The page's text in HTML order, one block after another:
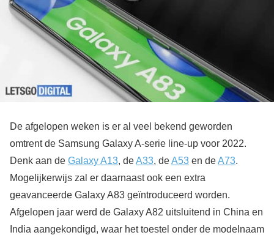
De afgelopen weken is er al veel bekend geworden
omtrent de Samsung Galaxy A-serie line-up voor 2022.
Denk aan de Galaxy A13, deA33, deA53 en deA73.
Mogelijkerwijs zal er daarnaast ook een extra
geavanceerde Galaxy A83 geïntroduceerd worden.
Afgelopen jaar werd de Galaxy A82 uitsluitend in China en
India aangekondigd, waar het toestel onder de modelnaam